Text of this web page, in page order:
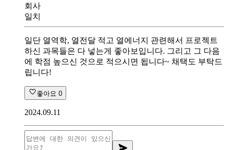
회사
일치
일단 열역학, 열전달 적고 열에너지 관련해서 프로젝트
하신 과목들은 다 넣는게 좋아보입니다. 그리고 그 다음
에 학점 높으신 것으로 적으시면 됩니다~ 채택도 부탁드
립니다!
좋아요 0
2024.09.11